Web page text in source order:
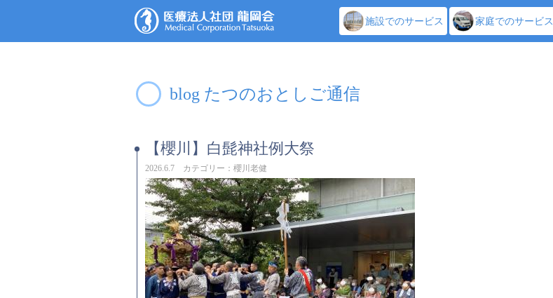
施設でのサービス 家庭でのサービス
blog たつのおとしご通信
【櫻川】白髭神社例大祭
2026.6.7 カテゴリー：櫻川老健